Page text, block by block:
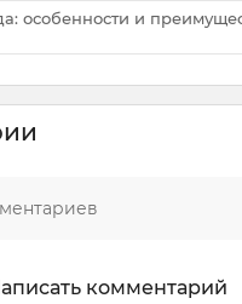
особенности и
комментарий